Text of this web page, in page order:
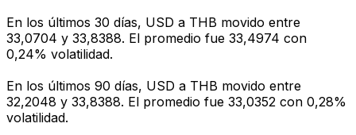
En los últimos 30 días, USD a THB movido entre
33,0704 y 33,8388. El promedio fue 33,4974 con
0,24% volatilidad.
En los últimos 90 días, USD a THB movido entre
32,2048 y 33,8388. El promedio fue 33,0352 con 0,28%
volatilidad.